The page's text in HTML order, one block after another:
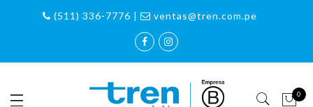
(511) 336-7776 | ventas@tren.com.pe
0